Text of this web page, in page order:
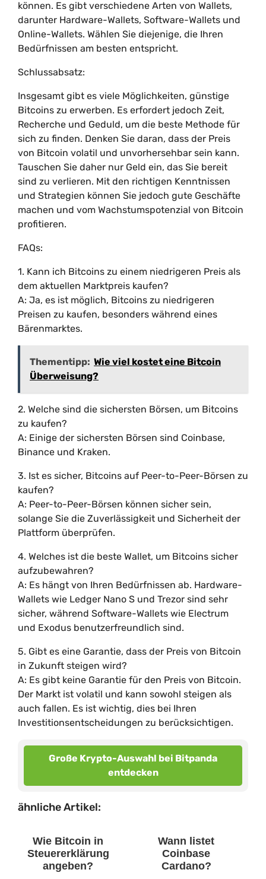
können. Es gibt verschiedene Arten von Wallets,
darunter Hardware-Wallets, Software-Wallets und
Online-Wallets. Wählen Sie diejenige, die Ihren
Bedürfnissen am besten entspricht.
Schlussabsatz:
Insgesamt gibt es viele Möglichkeiten, günstige
Bitcoins zu erwerben. Es erfordert jedoch Zeit,
Recherche und Geduld, um die beste Methode für
sich zu finden. Denken Sie daran, dass der Preis
von Bitcoin volatil und unvorhersehbar sein kann.
Tauschen Sie daher nur Geld ein, das Sie bereit
sind zu verlieren. Mit den richtigen Kenntnissen
und Strategien können Sie jedoch gute Geschäfte
machen und vom Wachstumspotenzial von Bitcoin
profitieren.
FAQs:
1. Kann ich Bitcoins zu einem niedrigeren Preis als
dem aktuellen Marktpreis kaufen?
A: Ja, es ist möglich, Bitcoins zu niedrigeren
Preisen zu kaufen, besonders während eines
Bärenmarktes.
Thementipp: Wie viel kostet eine Bitcoin
Überweisung?
2. Welche sind die sichersten Börsen, um Bitcoins
zu kaufen?
A: Einige der sichersten Börsen sind Coinbase,
Binance und Kraken.
3. Ist es sicher, Bitcoins auf Peer-to-Peer-Börsen zu
kaufen?
A: Peer-to-Peer-Börsen können sicher sein,
solange Sie die Zuverlässigkeit und Sicherheit der
Plattform überprüfen.
4. Welches ist die beste Wallet, um Bitcoins sicher
aufzubewahren?
A: Es hängt von Ihren Bedürfnissen ab. Hardware-
Wallets wie Ledger Nano S und Trezor sind sehr
sicher, während Software-Wallets wie Electrum
und Exodus benutzerfreundlich sind.
5. Gibt es eine Garantie, dass der Preis von Bitcoin
in Zukunft steigen wird?
A: Es gibt keine Garantie für den Preis von Bitcoin.
Der Markt ist volatil und kann sowohl steigen als
auch fallen. Es ist wichtig, dies bei Ihren
Investitionsentscheidungen zu berücksichtigen.
Große Krypto-Auswahl bei Bitpanda
entdecken
ähnliche Artikel:
Wie Bitcoin in
Steuererklärung
angeben?
Wann listet
Coinbase
Cardano?